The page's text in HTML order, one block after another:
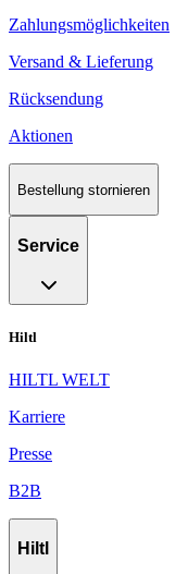
Zahlungsmöglichkeiten
Versand & Lieferung
Rücksendung
Aktionen
Bestellung stornieren
Service
Hiltl
HILTL WELT
Karriere
Presse
B2B
Hiltl